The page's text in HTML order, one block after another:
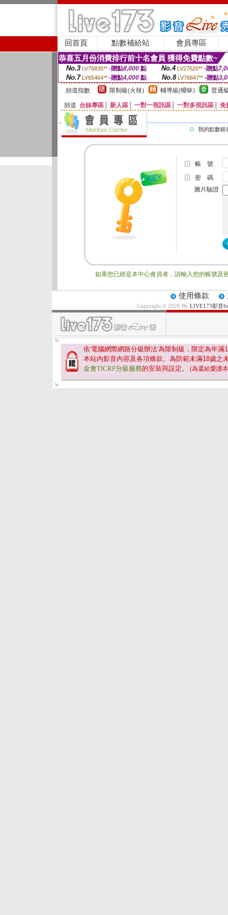
回首頁 點數補給站 會員專區
恭喜五月份消費排行前十名會員 獲得免費點數~
No.3 LV76835** -贈點8,000點 No.4 LV27620** -贈點
No.7 LV65464** -贈點4,000 點 No.8 LV76847** -贈點
頻道指數
限制級(火辣) 輔導級(曖昧) 普通
頻道 台妹專區 新人區 一對一視訊區 一對多視訊區 免
我的點數銀
帳 號
密 碼
圖片驗證
如果您已經是本中心會員者，請輸入您的帳號及
使用條款
Copyright © 2026 By LIVE173影音
依'電腦網際網路分級辦法'為限制級，限定為年滿
本站內影音內容及各項條款。為防範未滿18歲之
金會TICRF分級服務的安裝與設定。 (為還給愛護